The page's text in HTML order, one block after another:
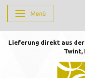
Anzeige ändern
Menü
Lieferung direkt aus der
Twint,